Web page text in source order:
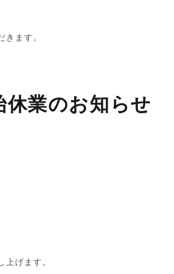
ます。
休業のお知らせ
げます。